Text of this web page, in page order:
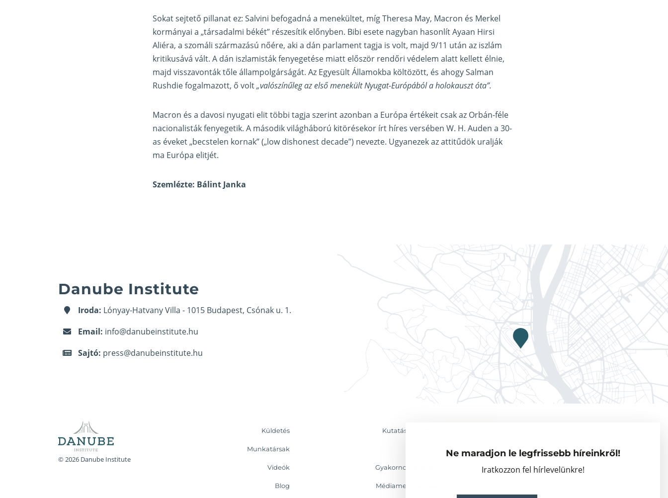
Ne maradjon le legfrissebb híreinkről!
Iratkozzon fel hírlevelünkre!
Sokat sejtető pillanat ez: Salvini befogadná a menekültet, míg Theresa May, Macron és Merkel
kormányai a „társadalmi békét” részesítik előnyben. Bibi esete nagyban hasonlít Ayaan Hirsi
Aliéra, a szomáli származású nőére, aki a dán parlament tagja is volt, majd 9/11 után az iszlám
kritikusává vált. A dán iszlamisták fenyegetése miatt először rendőri védelem alatt kellett élnie,
majd visszavonták tőle állampolgárságát. Az Egyesült Államokba költözött, és ahogy Salman
Rushdie fogalmazott, ő volt„valószínűleg az első menekült Nyugat-Európából a holokauszt óta”.
Macron és a davosi nyugati elit többi tagja szerint azonban a Európa értékeit csak az Orbán-féle
nacionalisták fenyegetik. A második világháború kitörésekor írt híres versében W. H. Auden a 30-
as éveket „becstelen kornak” („low dishonest decade”) nevezte. Ugyanezek az attitűdök uralják
ma Európa elitjét.
Szemlézte: Bálint Janka
Danube Institute
Iroda: Lónyay-Hatvany Villa - 1015 Budapest, Csónak u. 1.
Email: info@danubeinstitute.hu
Sajtó: press@danubeinstitute.hu
© 2026 Danube Institute
Küldetés Kutatás & Elemzés
Munkatársak Vendégkutatók
Videók Gyakornoki program Partnerszervezetek
Blog Médiamegjelenések